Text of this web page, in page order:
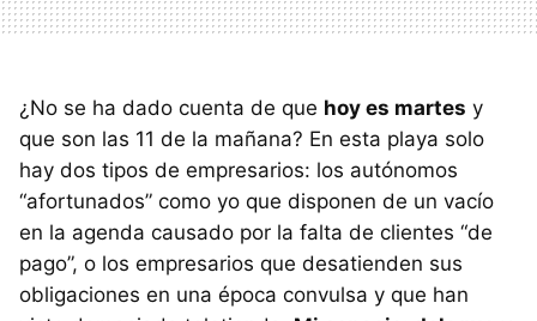
¿No se ha dado cuenta de que hoy es martes y
que son las 11 de la mañana? En esta playa solo
hay dos tipos de empresarios: los autónomos
“afortunados” como yo que disponen de un vacío
en la agenda causado por la falta de clientes “de
pago”, o los empresarios que desatienden sus
obligaciones en una época convulsa y que han